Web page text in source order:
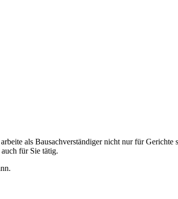
als Bausachverständiger nicht nur für
für Sie tätig.